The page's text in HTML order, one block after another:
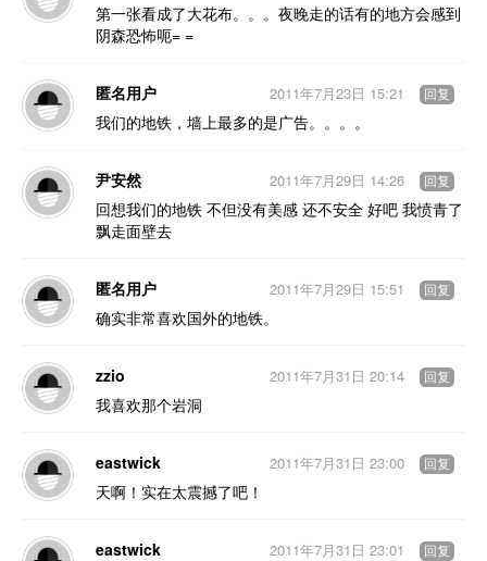
第一张看成了大花布。。。夜晚走的话有的地方会感到
阴森恐怖呃= =
匿名用户
我们的地铁，墙上最多的是广告。。。。
2011年7月23日 15:21 回复
尹安然
回想我们的地铁 不但没有美感 还不安全 好吧 我愤青了
飘走面壁去
2011年7月29日 14:26 回复
匿名用户
确实非常喜欢国外的地铁。
2011年7月29日 15:51 回复
zzio
我喜欢那个岩洞
2011年7月31日 20:14 回复
eastwick
天啊！实在太震撼了吧！
2011年7月31日 23:00 回复
eastwick
2011年7月31日 23:01 回复